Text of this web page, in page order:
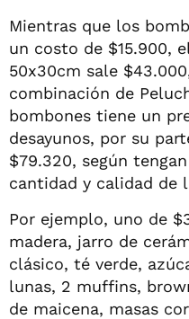
Mientras que los
un costo de $15.900,
50x30cm sale
combinación de
bombones tiene un
desayunos, por su
$79.320, según
cantidad y calidad de
Por ejemplo, uno de
madera, jarro de
clásico, té verde,
lunas, 2 muffins,
de maicena, masas